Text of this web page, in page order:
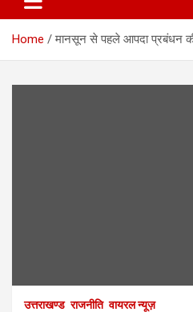
Uttarakhand
Uttarakhand
Home मानसून से पहले आपदा प्रबंधन की
उत्तराखण्ड राजनीति वायरल न्यूज़